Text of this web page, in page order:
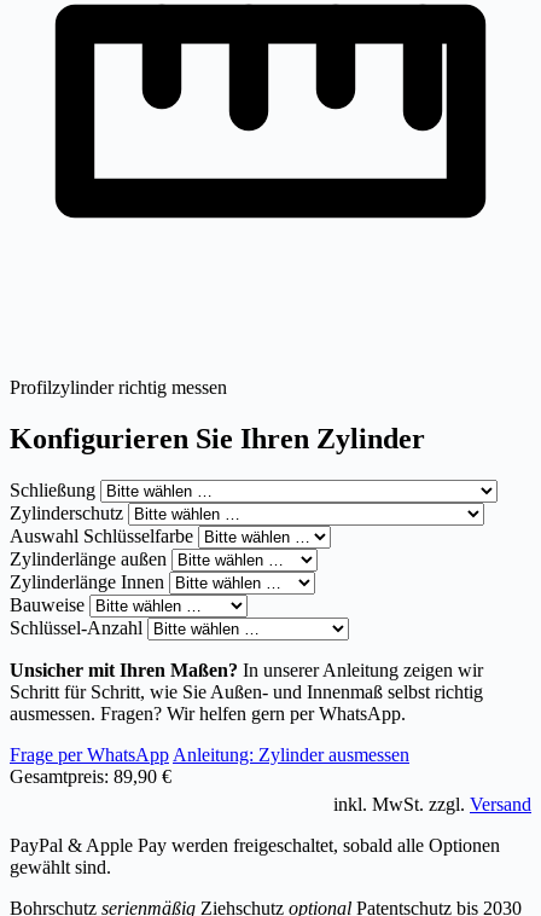
Profilzylinder richtig messen
Konfigurieren Sie Ihren Zylinder
Schließung
Zylinderschutz
Auswahl Schlüsselfarbe
Zylinderlänge außen
Zylinderlänge Innen
Bauweise
Schlüssel-Anzahl
Unsicher mit Ihren Maßen? In unserer Anleitung zeigen wir
Schritt für Schritt, wie Sie Außen- und Innenmaß selbst richtig
ausmessen. Fragen? Wir helfen gern per WhatsApp.
Frage per WhatsApp Anleitung: Zylinder ausmessen
Gesamtpreis: 89,90 €
inkl. MwSt. zzgl. Versand
PayPal & Apple Pay werden freigeschaltet, sobald alle Optionen
gewählt sind.
Bohrschutz serienmäßig Ziehschutz optional Patentschutz bis 2030